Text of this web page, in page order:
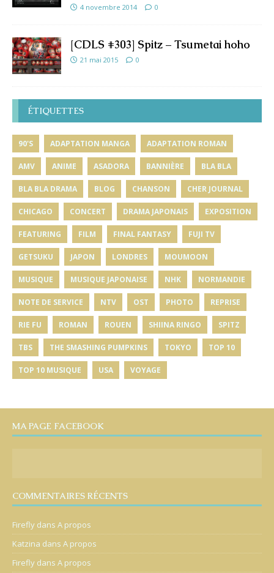
4 novembre 2014 0
[CDLS #303] Spitz – Tsumetai hoho
21 mai 2015 0
ÉTIQUETTES
90'S ADAPTATION MANGA ADAPTATION ROMAN
AMV ANIME ASADORA BANNIÈRE BLA BLA
BLA BLA DRAMA BLOG CHANSON CHER JOURNAL
CHICAGO CONCERT DRAMA JAPONAIS EXPOSITION
FEATURING FILM FINAL FANTASY FUJI TV
GETSUKU JAPON LONDRES MOUMOON
MUSIQUE MUSIQUE JAPONAISE NHK NORMANDIE
NOTE DE SERVICE NTV OST PHOTO REPRISE
RIE FU ROMAN ROUEN SHIINA RINGO SPITZ
TBS THE SMASHING PUMPKINS TOKYO TOP 10
TOP 10 MUSIQUE USA VOYAGE
MA PAGE FACEBOOK
COMMENTAIRES RÉCENTS
Firefly dans A propos
Katzina dans A propos
Firefly dans A propos